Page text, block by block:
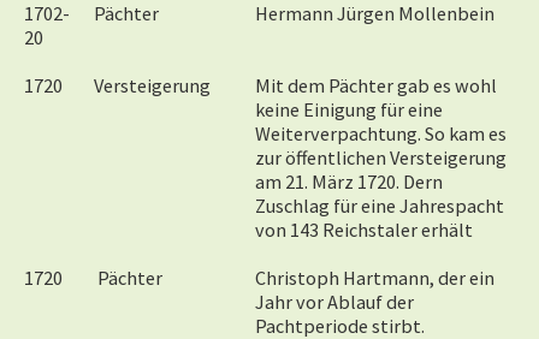
1702-
20
Pächter Hermann Jürgen Mollenbein
1720 Versteigerung
Mit dem Pächter gab es wohl
keine Einigung für eine
Weiterverpachtung. So kam es
zur öffentlichen Versteigerung
am 21. März 1720. Dern
Zuschlag für eine Jahrespacht
von 143 Reichstaler erhält
1720
Pächter
Christoph Hartmann, der ein
Jahr vor Ablauf der
Pachtperiode stirbt.